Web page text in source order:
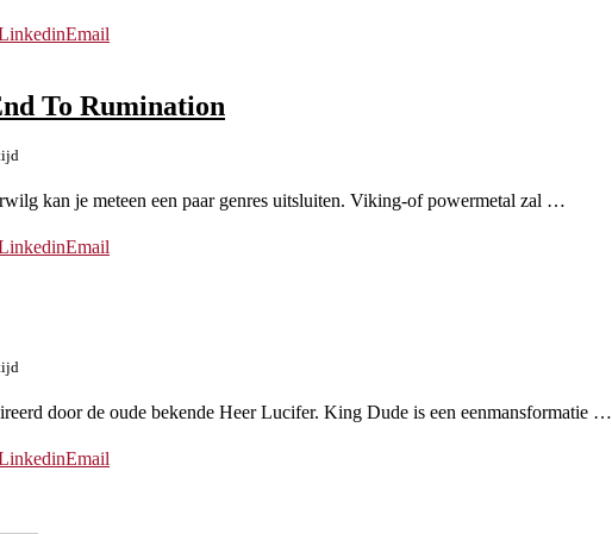
Email
To Rumination
kan je meteen een paar genres uitsluiten. Viking-of powermetal zal …
Email
door de oude bekende Heer Lucifer. King Dude is een eenmansformatie …
Email